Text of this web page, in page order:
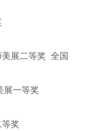
展三等奖
美展二等奖 全国
年美展一等奖
美展二等奖